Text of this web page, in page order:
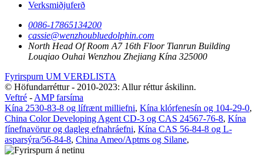
Verksmiðjuferð
0086-17865134200
cassie@wenzhoubluedolphin.com
North Head Of Room A7 16th Floor Tianrun Building
Louqiao Ouhai Wenzhou Zhejiang Kína 325000
Fyrirspurn UM VERÐLISTA
© Höfundarréttur - 2010-2023: Allur réttur áskilinn.
Veftré - AMP farsíma
Kína 2530-83-8 og lífrænt milliefni, Kína klórfenesín og 104-29-0,
China Color Developing Agent CD-3 og CAS 24567-76-8, Kína
fínefnavörur og dagleg efnahráefni, Kína CAS 56-84-8 og L-
asparsýra/56-84-8, China Ameo/Aptms og Silane,